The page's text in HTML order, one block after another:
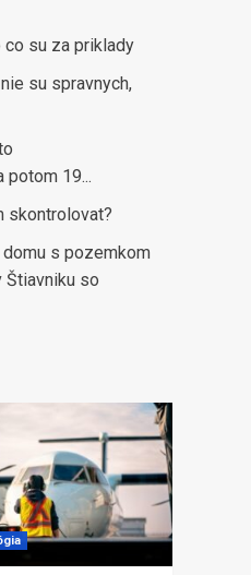
su za priklady
su spravnych,
potom 19...
skontrolovat?
domu s pozemkom
Štiavniku so